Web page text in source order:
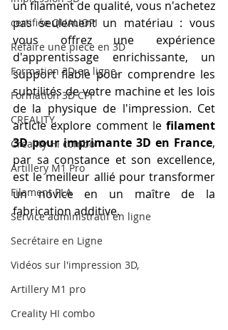
certifiée QUALIOPI
Refaire une piece en 3D
Formation 3D en ligne.
Formation 3D CPF
CREALITY,
Creality Hi combo
Artillery M1 Pro
Filament PLA
Service administratif en ligne
Secrétaire en Ligne
Vidéos sur l'impression 3D,
Artillery M1 pro
Creality HI combo
un filament de qualité, vous n'achetez
pas seulement un matériau : vous
vous offrez une expérience
d'apprentissage enrichissante, un
support fiable pour comprendre les
subtilités de votre machine et les lois
de la physique de l'impression. Cet
article explore comment le filament
3D pour imprimante 3D en France,
par sa constance et son excellence,
est le meilleur allié pour transformer
un novice en un maître de la
fabrication additive.